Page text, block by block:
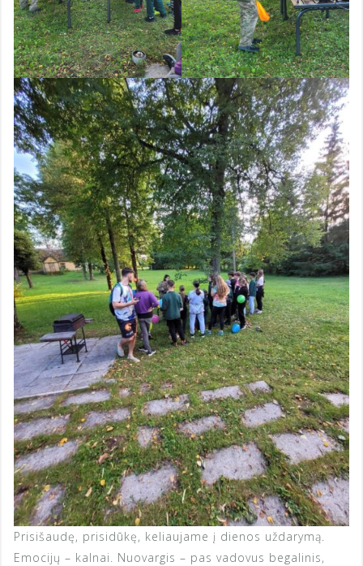
Prisišaudę, prisidūkę, keliaujame į dienos uždarymą.
Emocijų – kalnai. Nuovargis – pas vadovus begalinis,